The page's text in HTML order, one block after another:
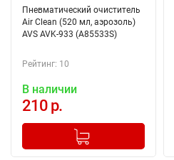
Пневматический очиститель
Air Clean (520 мл, аэрозоль)
AVS AVK-933 (A85533S)
Рейтинг: 10
В наличии
210 р.
+
Добавлено в корзину